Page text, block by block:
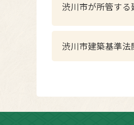
渋川市が所管す
渋川市建築基準法